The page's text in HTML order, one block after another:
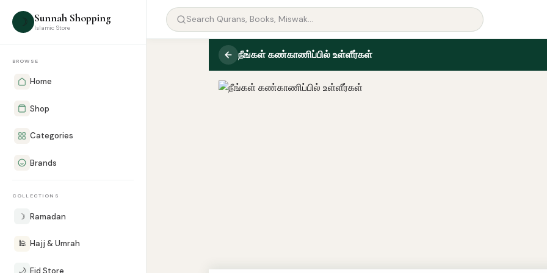
☽ Sunnah Shopping
Islamic Store
BROWSE
Home
Shop
Categories
Brands
COLLECTIONS
☽ Ramadan
🕌 Hajj & Umrah
🌙 Eid Store
நீங்கள் கண்காணிப்பில் உள்ளீர்கள்